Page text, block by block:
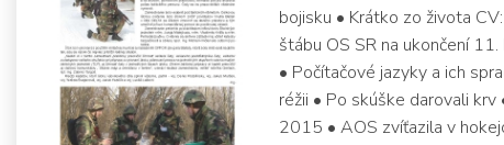
bojisku • Krátko zo života
štábu OS SR na ukončení
• Počítačové jazyky a ich
réžii • Po skúške darovali
2015 • AOS zvíťazila v